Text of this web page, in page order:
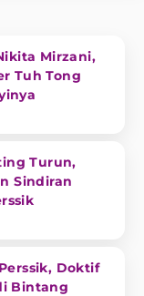
Mirzani,
Tuh Tong
Turun,
Sindiran
Doktif
Bintang